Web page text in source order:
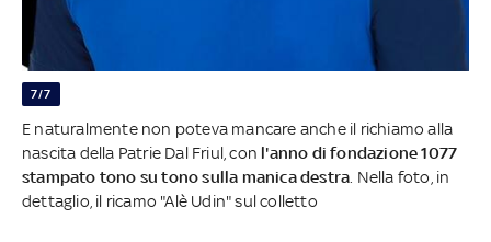
7/7
E naturalmente non poteva mancare anche il richiamo alla
nascita della Patrie Dal Friul, con l'anno di fondazione 1077
stampato tono su tono sulla manica destra . Nella foto, in
dettaglio, il ricamo "Alè Udin" sul colletto